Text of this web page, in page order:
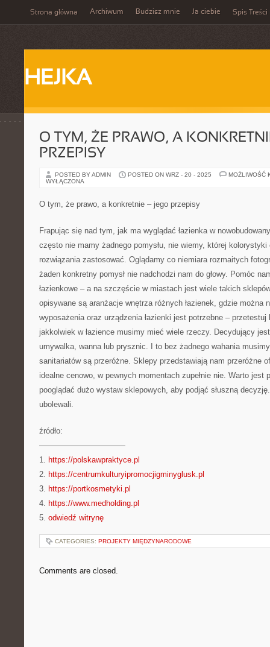
Strona główna Archiwum Budzisz mnie Ja ciebie Spis Treści
HEJKA
O TYM, ŻE PRAWO, A
PRZEPISY
POSTED BY ADMIN POSTED ON WRZ - 20 - 2025
MOŻLIWOŚĆ
WYŁĄCZONA
O tym, że prawo, a konkretnie – jego przepisy
Frapując się nad tym, jak ma wyglądać łazienka w
często nie mamy żadnego pomysłu, nie wiemy, której
rozwiązania zastosować. Oglądamy co niemiara rozmaitych
żaden konkretny pomysł nie nadchodzi nam do głowy. Pomóc
łazienkowe – a na szczęście w miastach jest wiele takich
opisywane są aranżacje wnętrza różnych łazienek, gdzie można
wyposażenia oraz urządzenia łazienki jest potrzebne –
jakkolwiek w łazience musimy mieć wiele rzeczy. Decydujący
umywalka, wanna lub prysznic. I to bez żadnego wahania
sanitariatów są przeróżne. Sklepy przedstawiają nam przeróżne
idealne cenowo, w pewnych momentach zupełnie nie. Warto jest
pooglądać dużo wystaw sklepowych, aby podjąć słuszną
ubolewali.
źródło:
———————————
1. https://polskawpraktyce.pl
2. https://centrumkulturyipromocjigminyglusk.pl
3. https://portkosmetyki.pl
4. https://www.medholding.pl
5. odwiedź witrynę
CATEGORIES: PROJEKTY MIĘDZYNARODOWE
Comments are closed.